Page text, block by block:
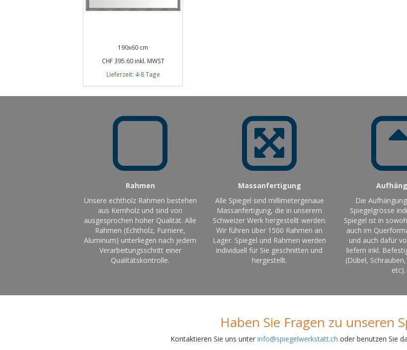
190x60 cm
CHF 395.60 inkl. MWST
Lieferzeit: 4-8 Tage
Rahmen
Unsere echtholz Rahmen bestehen
aus Kernholz und sind von
ausgesprochen hoher Qualität. Alle
Rahmen (Echtholz, Furniere,
Aluminum) unterliegen nach jedem
Verarbeitungsschritt einer
Qualitätskontrolle.
Massanfertigung
Alle Spiegel sind millimetergenaue
Massanfertigung, die in unserem
Schweizer Werk hergestellt werden.
Wir führen über 1500 Rahmen an
Lager. Spiegel und Rahmen werden
individuell für Sie geschnitten und
hergestellt.
Die
Spiegelgrösse
Spiegel ist in
auch im
und auch dafür
liefern inkl.
(Dübel,
etc).
Haben Sie Fragen zu unseren
Kontaktieren Sie uns unter info@spiegelwerkstatt.ch oder benutzen Sie